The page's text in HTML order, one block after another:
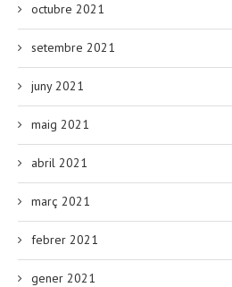
octubre 2021
setembre 2021
juny 2021
maig 2021
abril 2021
març 2021
febrer 2021
gener 2021